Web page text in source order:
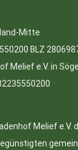
Mitte
BLZ
Melief e.V. in
Melief e.V.